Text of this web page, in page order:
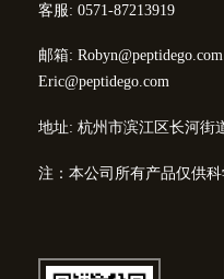
客服: 0571-87213919
邮箱:
Eric@peptidego.com
地址: 杭州市滨江区长河街
注：本公司所有产品仅供